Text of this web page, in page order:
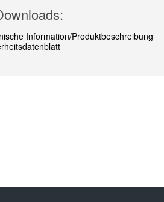
Information/Produktbeschreibung